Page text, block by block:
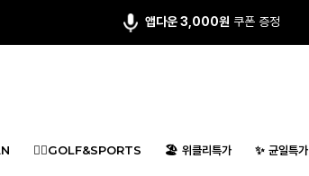
회원 가입시 최대 15,000원 쿠폰팩
🏌️‍♂️GOLF&SPORTS 🏖️ 위클리특가 ✨ 균일특가